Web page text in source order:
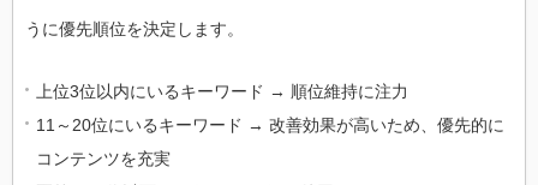
うに優先順位を決定します。
上位3位以内にいるキーワード → 順位維持に注力
11～20位にいるキーワード → 改善効果が高いため、優先的に
コンテンツを充実